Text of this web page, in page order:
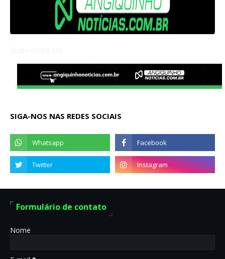
SIGA-NOS NAS REDES SOCIAIS
Formulário de contato
Nome